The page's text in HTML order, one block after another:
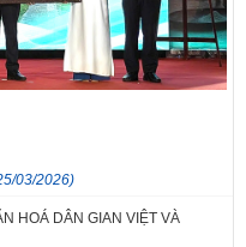
03/2026)
HOÁ DÂN GIAN VIỆT VÀ